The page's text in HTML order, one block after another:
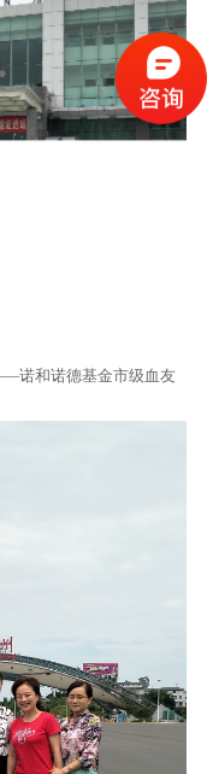
诺和诺德基金市级血友